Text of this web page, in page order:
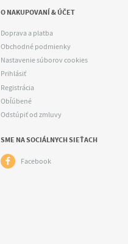
O NAKUPOVANÍ & ÚČET
Doprava a platba
Obchodné podmienky
Nastavenie súborov cookies
Prihlásiť
Registrácia
Obľúbené
Odstúpiť od zmluvy
SME NA SOCIÁLNYCH SIEŤACH
Facebook